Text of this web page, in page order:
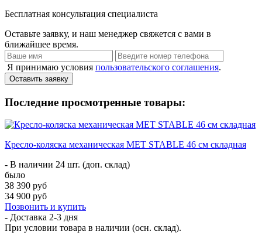
Бесплатная консультация специалиста
Оставьте заявку, и наш менеджер свяжется с вами в
ближайшее время.
Я принимаю условия пользовательского соглашения.
Оставить заявку
Последние просмотренные товары:
Кресло-коляска механическая МЕТ STABLE 46 см складная
- В наличии 24 шт. (доп. склад)
было
38 390 руб
34 900 руб
Позвонить и купить
- Доставка 2-3 дня
При условии товара в наличии (осн. склад).